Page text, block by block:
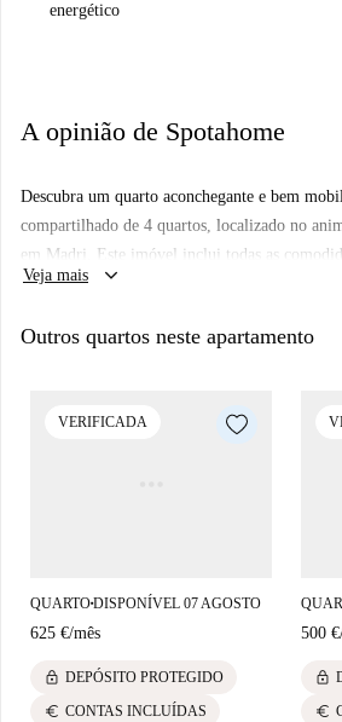
energético
A opinião de Spotahome
Descubra um quarto aconchegante e bem
compartilhado de 4 quartos, localizado no
em Madri. Este imóvel inclui todas as
cozinha equipada, varanda e área de serviço
proprietário. Ideal para profissionais e
Ríos Rosas, cercado por uma variedade de
experiência de vida urbana. Nas
Veja mais keyboard_arrow_down
Outros quartos neste apartamento
VERIFICADA
QUARTO■DISPONÍVEL 07 AGOSTO
625 €/mês
lock DEPÓSITO PROTEGIDO
euro CONTAS INCLUÍDAS
500 €
lock
euro